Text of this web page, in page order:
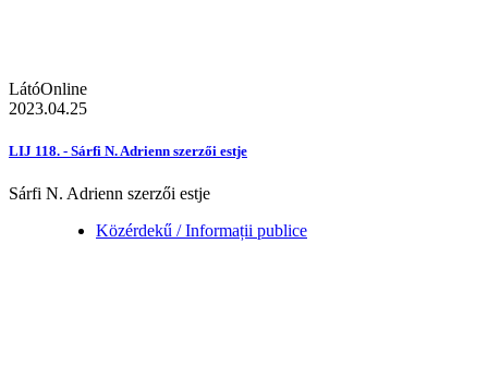
LátóOnline
2023.04.25
LIJ 118. - Sárfi N. Adrienn szerzői estje
Sárfi N. Adrienn szerzői estje
Közérdekű / Informații publice